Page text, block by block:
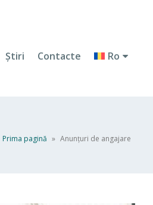
Ştiri Contacte Ro
Prima pagină » Anunțuri de angajare